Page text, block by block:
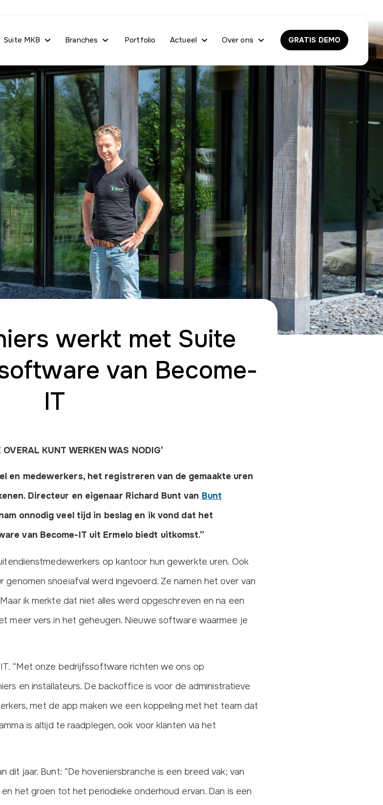
Suite MKB Branches Portfolio Actueel Over ons GRATIS DEMO
werkt met Suite
van Become-
IT
KUNT WERKEN WAS NODIG’
en medewerkers, het registreren van de gemaakte uren
Directeur en eigenaar Richard Bunt van Bunt
onnodig veel tijd in beslag en ik vond dat het
van Become-IT uit Ermelo biedt uitkomst.”
op kantoor hun gewerkte uren. Ook
snoeiafval werd ingevoerd. Ze namen het over van
ik merkte dat niet alles werd opgeschreven en na een
meer vers in het geheugen. Nieuwe software waarmee je
“Met onze bedrijfssoftware richten we ons op
en installateurs. De backoffice is voor de administratieve
met de app maken we een koppeling met het team dat
is altijd te raadplegen, ook voor klanten via het
dit jaar. Bunt: “De hoveniersbranche is een breed vak; van
het groen tot het periodieke onderhoud ervan. Dan is een